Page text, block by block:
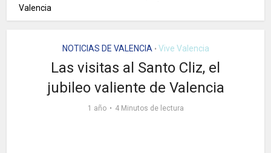
Valencia
NOTICIAS DE VALENCIA • Vive Valencia
Las visitas al Santo Cliz, el
jubileo valiente de Valencia
1 año 4 Minutos de lectura